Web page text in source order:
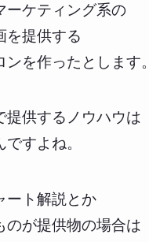
ーケティング系の
を提供する
を作ったとします。
提供するノウハウは
すよね。
ート解説とか
のが提供物の場合は